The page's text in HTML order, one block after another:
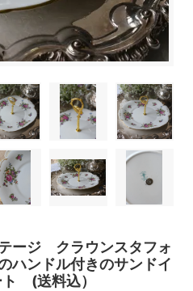
ージ クラウンスタフォ
ンドル付きのサンドイ
ト (送料込）